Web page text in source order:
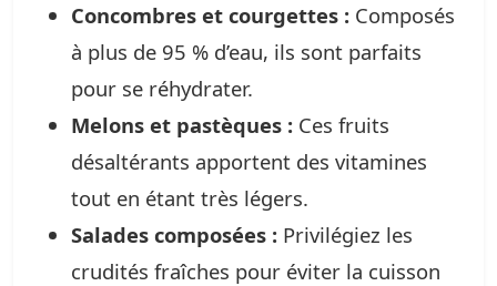
Concombres et courgettes : Composés
à plus de 95 % d’eau, ils sont parfaits
pour se réhydrater.
Melons et pastèques : Ces fruits
désaltérants apportent des vitamines
tout en étant très légers.
Salades composées : Privilégiez les
crudités fraîches pour éviter la cuisson